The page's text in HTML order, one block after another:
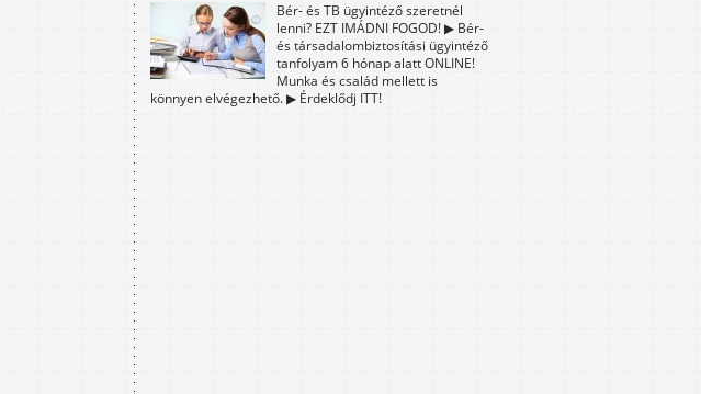
Bér- és TB ügyintéző szeretnél
lenni? EZT IMÁDNI FOGOD! ▶ Bér-
és társadalombiztosítási ügyintéző
tanfolyam 6 hónap alatt ONLINE!
Munka és család mellett is
könnyen elvégezhető. ▶ Érdeklődj ITT!